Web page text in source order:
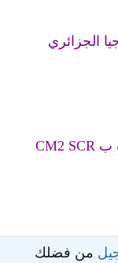
الجزائري
من فضلك